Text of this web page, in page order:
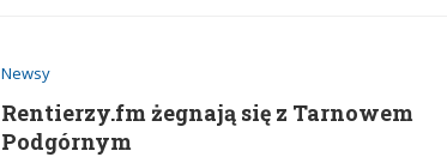
Newsy
Rentierzy.fm żegnają się z Tarnowem
Podgórnym